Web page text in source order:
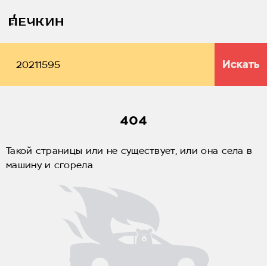
Искать
404
Такой страницы или не существует, или она села в
машину и сгорела